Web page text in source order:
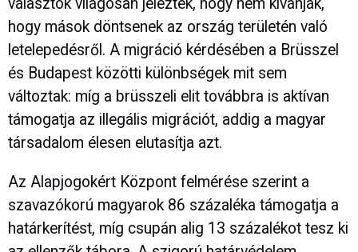
választók világosan jelezték, hogy nem kívánják,
hogy mások döntsenek az ország területén való
letelepedésről. A migráció kérdésében a Brüsszel
és Budapest közötti különbségek mit sem
változtak: míg a brüsszeli elit továbbra is aktívan
támogatja az illegális migrációt, addig a magyar
társadalom élesen elutasítja azt.
Az Alapjogokért Központ felmérése szerint a
szavazókorú magyarok 86 százaléka támogatja a
határkerítést, míg csupán alig 13 százalékot tesz ki